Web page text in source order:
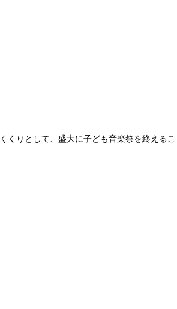
りとして、盛大に子ども音楽祭を終えるこ